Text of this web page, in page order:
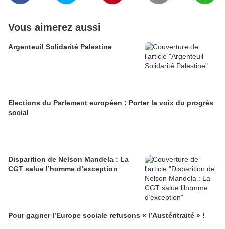
Vous aimerez aussi
Argenteuil Solidarité Palestine
Elections du Parlement européen : Porter la voix du progrès
social
Disparition de Nelson Mandela : La
CGT salue l’homme d’exception
Pour gagner l’Europe sociale refusons « l’Austéritraité » !